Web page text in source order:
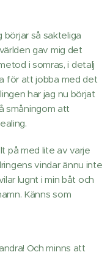
börjar så sakteliga
gav mig det
i somras, i detalj
för att jobba med det
har jag nu börjat
småningom att
på med lite av varje
vindar ännu inte
lugnt i min båt och
Känns som
Och minns att